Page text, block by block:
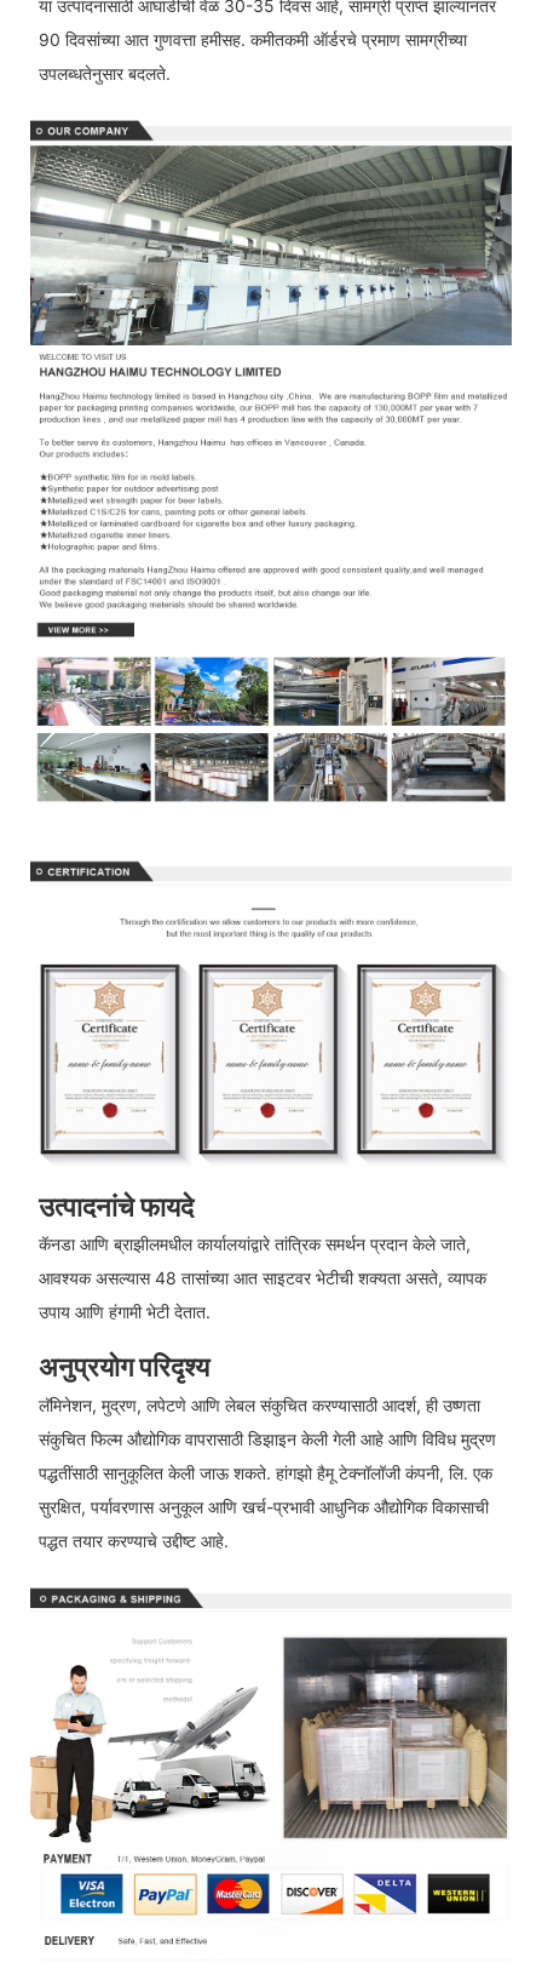
या उत्पादनासाठी आघाडीची वेळ 30-35 दिवस आहे, सामग्री प्राप्त झाल्यानंतर
90 दिवसांच्या आत गुणवत्ता हमीसह. कमीतकमी ऑर्डरचे प्रमाण सामग्रीच्या
उपलब्धतेनुसार बदलते.
उत्पादनांचे फायदे
कॅनडा आणि ब्राझीलमधील कार्यालयांद्वारे तांत्रिक समर्थन प्रदान केले जाते,
आवश्यक असल्यास 48 तासांच्या आत साइटवर भेटीची शक्यता असते, व्यापक
उपाय आणि हंगामी भेटी देतात.
अनुप्रयोग परिदृश्य
लॅमिनेशन, मुद्रण, लपेटणे आणि लेबल संकुचित करण्यासाठी आदर्श, ही उष्णता
संकुचित फिल्म औद्योगिक वापरासाठी डिझाइन केली गेली आहे आणि विविध मुद्रण
पद्धतींसाठी सानुकूलित केली जाऊ शकते. हांगझो हैमू टेक्नॉलॉजी कंपनी, लि. एक
सुरक्षित, पर्यावरणास अनुकूल आणि खर्च-प्रभावी आधुनिक औद्योगिक विकासाची
पद्धत तयार करण्याचे उद्दीष्ट आहे.